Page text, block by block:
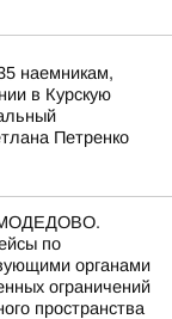
наемникам,
в Курскую
Петренко
по
органами
ограничений
пространства